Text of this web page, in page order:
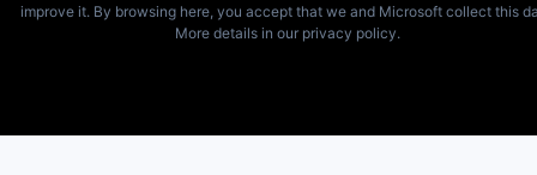
improve it. By browsing here, you accept that we and Microsoft collect this
More details in our privacy policy.